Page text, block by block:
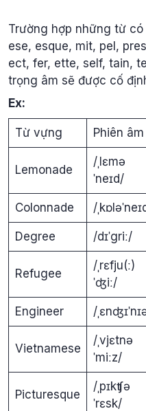
Trường hợp những từ
ese, esque, mit, pel,
ect, fer, ette, self, tain,
trọng âm sẽ được cố
Ex:
Từ vựng Phiên âm
Lemonade
/ˌlɛmə
ˈneɪd/
Colonnade /
Degree /dɪˈgriː/
Refugee
/ˌrɛfju(ː)
ˈʤiː/
Engineer /
Vietnamese
/ˌvjɛtnə
ˈmiːz/
Picturesque
/ˌpɪkʧə
ˈrɛsk/